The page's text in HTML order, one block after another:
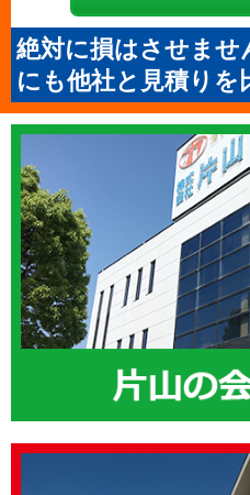
絶対に損はさせませ
にも他社と見積りを